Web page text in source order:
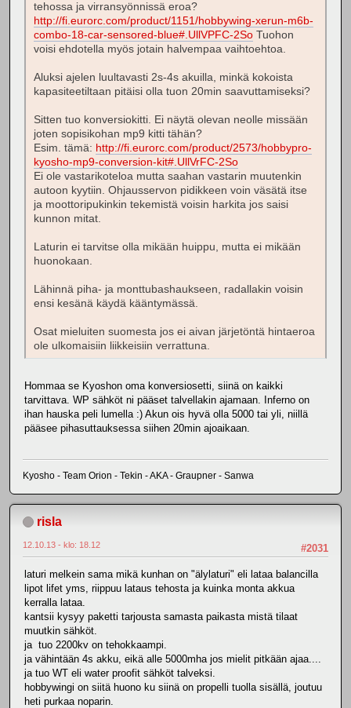
tehossa ja virransyönnissä eroa?
http://fi.eurorc.com/product/1151/hobbywing-xerun-m6b-
combo-18-car-sensored-blue#.UllVPFC-2So Tuohon
voisi ehdotella myös jotain halvempaa vaihtoehtoa.
Aluksi ajelen luultavasti 2s-4s akuilla, minkä kokoista
kapasiteetiltaan pitäisi olla tuon 20min saavuttamiseksi?
Sitten tuo konversiokitti. Ei näytä olevan neolle missään
joten sopisikohan mp9 kitti tähän?
Esim. tämä: http://fi.eurorc.com/product/2573/hobbypro-
kyosho-mp9-conversion-kit#.UllVrFC-2So
Ei ole vastarikoteloa mutta saahan vastarin muutenkin
autoon kyytiin. Ohjausservon pidikkeen voin väsätä itse
ja moottoripukinkin tekemistä voisin harkita jos saisi
kunnon mitat.
Laturin ei tarvitse olla mikään huippu, mutta ei mikään
huonokaan.
Lähinnä piha- ja monttubashaukseen, radallakin voisin
ensi kesänä käydä kääntymässä.
Osat mieluiten suomesta jos ei aivan järjetöntä hintaeroa
ole ulkomaisiin liikkeisiin verrattuna.
Hommaa se Kyoshon oma konversiosetti, siinä on kaikki
tarvittava. WP sähköt ni pääset talvellakin ajamaan. Inferno on
ihan hauska peli lumella :) Akun ois hyvä olla 5000 tai yli, niillä
pääsee pihasuttauksessa siihen 20min ajoaikaan.
Kyosho - Team Orion - Tekin - AKA - Graupner - Sanwa
risla
#2031
12.10.13 - klo: 18.12
laturi melkein sama mikä kunhan on "älylaturi" eli lataa balancilla
lipot lifet yms, riippuu lataus tehosta ja kuinka monta akkua
kerralla lataa.
kantsii kysyy paketti tarjousta samasta paikasta mistä tilaat
muutkin sähköt.
ja tuo 2200kv on tehokkaampi.
ja vähintään 4s akku, eikä alle 5000mha jos mielit pitkään ajaa....
ja tuo WT eli water proofit sähköt talveksi.
hobbywingi on siitä huono ku siinä on propelli tuolla sisällä, joutuu
heti purkaa noparin.